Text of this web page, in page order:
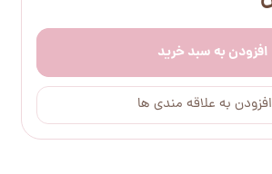
افزودن به سبد خرید
افزودن به علاقه مندی ها